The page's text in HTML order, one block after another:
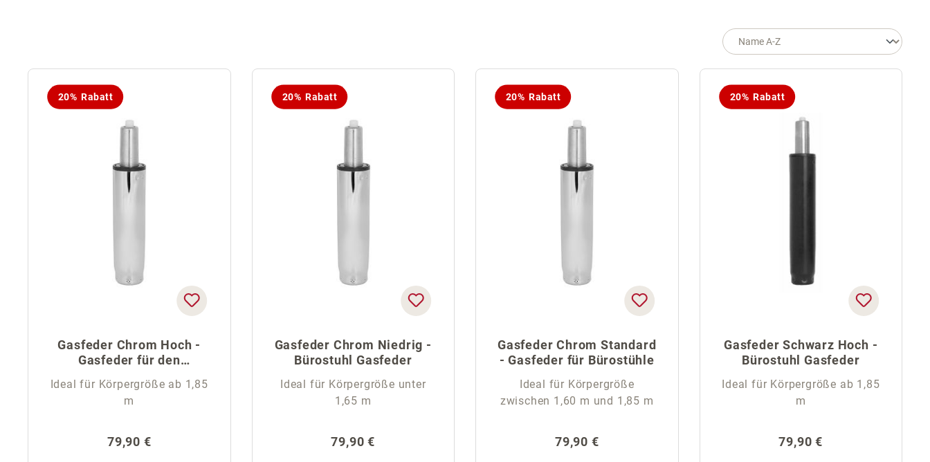
20% Rabatt
Gasfeder Chrom Hoch -
Gasfeder für den
Ideal für Körpergröße ab 1,85
m
Regulärer Preis:
79,90 €
20% Rabatt
Gasfeder Chrom Niedrig -
Bürostuhl Gasfeder
Ideal für Körpergröße unter
1,65 m
Regulärer Preis:
79,90 €
20% Rabatt
Gasfeder Chrom Standard
- Gasfeder für Bürostühle
Ideal für Körpergröße
zwischen 1,60 m und 1,85 m
Regulärer Preis:
79,90 €
20% Rabatt
Gasfeder Schwarz Hoch -
Bürostuhl Gasfeder
Ideal für Körpergröße ab 1,85
m
Regulärer Preis:
79,90 €